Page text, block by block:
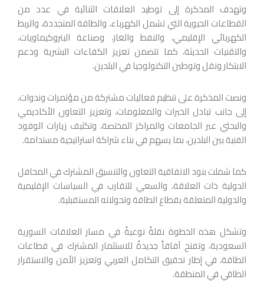
وتهدف المذكرة إلى توطيد العلاقات الثنائية في عدد من
القطاعات الحيوية التي تشمل الكهرباء، والطاقة المتجددة، والربط
الكهربائي الإقليمي، والنفط والغاز، وصناعة البتروكيماويات،
والتقنيات الحديثة، كما تتضمن تعزيز الكفاءات البشرية ودعم
الابتكار ونقل وتوطين التكنولوجيا في البلدين.
ونصت المذكرة على تنظيم فعاليات مشتركة من مؤتمرات وندوات،
إلى جانب تبادل الخبرات والمعلومات، وتعزيز التعاون الأكاديمي
والبحثي عبر الجامعات والمراكز المختصة، وتكثيف زيارات الوفود
الفنية بين البلدين، بما يسهم في بناء شراكة استراتيجية مستدامة.
كما شملت بنود الاتفاقية التعاون والتنسيق المشترك في المحافل
الدولية ذات العلاقة، والسعي للتقارب في السياسات الإقليمية
والدولية المتعلقة بقطاع الطاقة وتحولاته المستقبلية.
وتشكل هذه الخطوة نقلةً نوعيةً في مسار العلاقات السورية
السعودية، وتفتح آفاقاً جديدةً للاستثمار المشترك في قطاعات
الطاقة، في إطار تحقيق التكامل العربي وتعزيز الأمن والاستقرار
الطاقي في المنطقة.